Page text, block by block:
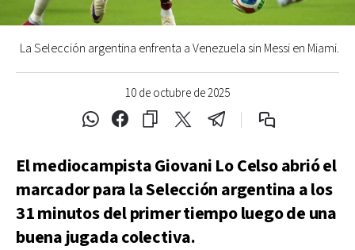
10 de octubre de 2025
La Selección argentina enfrenta a Venezuela sin Messi en Miami.
El mediocampista Giovani Lo Celso abrió el
marcador para la Selección argentina a los
31 minutos del primer tiempo luego de una
buena jugada colectiva.